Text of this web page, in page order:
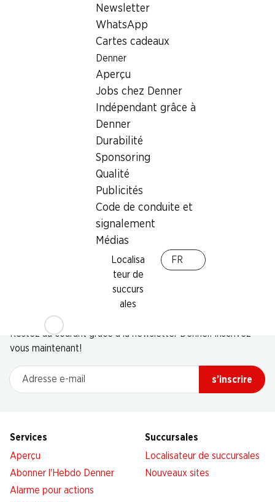
Newsletter
WhatsApp
Cartes cadeaux
Denner
Aperçu
Jobs chez Denner
Indépendant grâce à
Denner
Durabilité
Sponsoring
Qualité
Publicités
Code de conduite et
signalement
Médias
Localisa
teur de
succurs
ales
FR
Retrait d'espèces avec la carte
Newsletter
Restez au courant grâce à la newsletter Denner. Inscrivez-
vous maintenant!
Adresse e-mail
s’inscrire
Services
Aperçu
Abonner l'Hebdo Denner
Alarme pour actions
Succursales
Localisateur de succursales
Nouveaux sites